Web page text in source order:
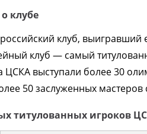
клубе
клуб, выигравший
клуб — самый
ЦСКА выступали более 30
50 заслуженных
титулованных игроков